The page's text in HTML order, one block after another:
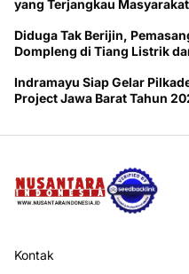
yang Terjangkau
Diduga Tak Berijin,
Dompleng di Tiang Listrik
Indramayu Siap Gelar
Project Jawa Barat Tahun
Kontak